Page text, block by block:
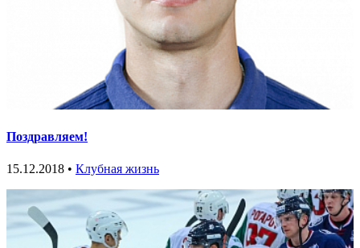
Поздравляем!
15.12.2018 • Клубная жизнь